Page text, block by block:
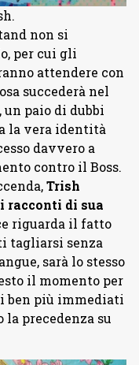
non si
per cui gli
attendere con
succederà nel
un paio di dubbi
la vera identità
davvero a
contro il Boss.
Trish
racconti di sua
riguarda il fatto
tagliarsi senza
sarà lo stesso
il momento per
ben più immediati
precedenza su